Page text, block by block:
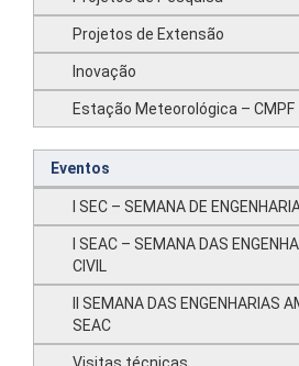
Projetos de Extensão
Inovação
Estação Meteorológica – CMPF
Eventos
I SEC – SEMANA DE
I SEAC – SEMANA DAS
CIVIL
II SEMANA DAS ENGENHARIAS
SEAC